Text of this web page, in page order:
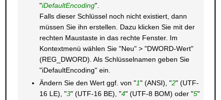
"iDefaultEncoding".
Falls dieser Schlüssel noch nicht existiert, dann
müssen Sie ihn erstellen. Dazu klicken Sie mit der
rechten Maustaste in das rechte Fenster. Im
Kontextmenü wählen Sie "Neu" > "DWORD-Wert"
(REG_DWORD). Als Schlüsselnamen geben Sie
"iDefaultEncoding" ein.
Ändern Sie den Wert ggf. von "1" (ANSI), "2" (UTF-
16 LE), "3" (UTF-16 BE), "4" (UTF-8 BOM) oder "5"